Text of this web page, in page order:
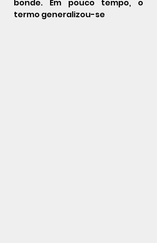
bonde. Em pouco tempo, o
termo generalizou-se